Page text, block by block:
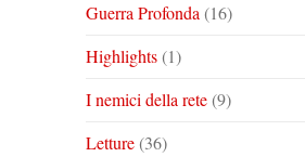
Guerra Profonda (16)
Highlights(1)
I nemici della rete(9)
Letture(36)